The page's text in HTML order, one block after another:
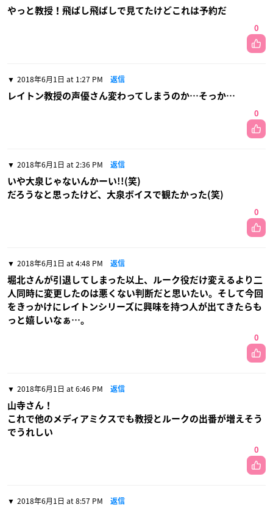
やっと教授！飛ばし飛ばしで見てたけどこれは予約だ
0
2018年6月1日 at 1:27 PM 返信
レイトン教授の声優さん変わってしまうのか…そっか…
0
2018年6月1日 at 2:36 PM 返信
いや大泉じゃないんかーい!!(笑)
だろうなと思ったけど、大泉ボイスで観たかった(笑)
0
2018年6月1日 at 4:48 PM 返信
堀北さんが引退してしまった以上、ルーク役だけ変えるより二
人同時に変更したのは悪くない判断だと思いたい。そして今回
をきっかけにレイトンシリーズに興味を持つ人が出てきたらも
っと嬉しいなぁ…。
0
2018年6月1日 at 6:46 PM 返信
山寺さん！
これで他のメディアミクスでも教授とルークの出番が増えそう
でうれしい
0
2018年6月1日 at 8:57 PM 返信